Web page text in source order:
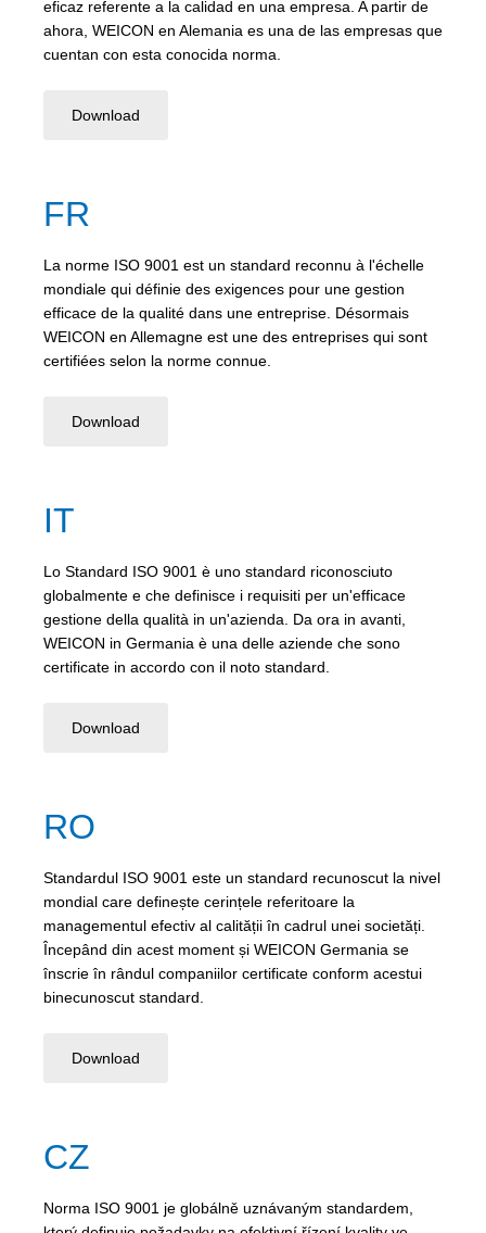
eficaz referente a la calidad en una empresa. A partir de
ahora, WEICON en Alemania es una de las empresas que
cuentan con esta conocida norma.
Download
FR
La norme ISO 9001 est un standard reconnu à l'échelle
mondiale qui définie des exigences pour une gestion
efficace de la qualité dans une entreprise. Désormais
WEICON en Allemagne est une des entreprises qui sont
certifiées selon la norme connue.
Download
IT
Lo Standard ISO 9001 è uno standard riconosciuto
globalmente e che definisce i requisiti per un'efficace
gestione della qualità in un'azienda. Da ora in avanti,
WEICON in Germania è una delle aziende che sono
certificate in accordo con il noto standard.
Download
RO
Standardul ISO 9001 este un standard recunoscut la nivel
mondial care definește cerințele referitoare la
managementul efectiv al calității în cadrul unei societăți.
Începând din acest moment și WEICON Germania se
înscrie în rândul companiilor certificate conform acestui
binecunoscut standard.
Download
CZ
Norma ISO 9001 je globálně uznávaným standardem,